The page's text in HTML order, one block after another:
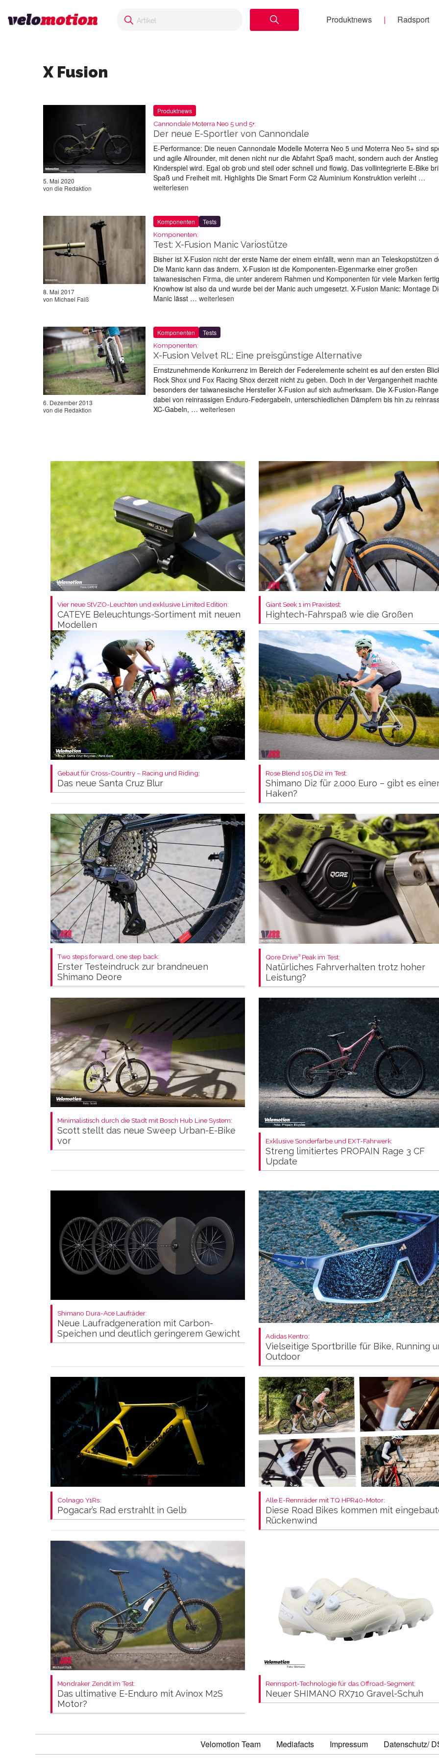
Produktnews Radsport
X Fusion
5. Mai 2020
von die Redaktion
Produktnews
Cannondale Moterra Neo 5 und 5+:
Der neue E-Sportler von Cannondale
E-Performance: Die neuen Cannondale Modelle Moterra Neo 5 und Moterra Neo 5+ sind
und agile Allrounder, mit denen nicht nur die Abfahrt Spaß macht, sondern auch der
Kinderspiel wird. Egal ob grob und steil oder schnell und flowig. Das vollintegrierte E-Bike
Spaß und Freiheit mit. Highlights Die Smart Form C2 Aluminium Konstruktion verleiht …
weiterlesen
8. Mai 2017
von Michael Faiß
Komponenten Tests
Komponenten:
Test: X-Fusion Manic Variostütze
Bisher ist X-Fusion nicht der erste Name der einem einfällt, wenn man an Teleskopstützen
Die Manic kann das ändern. X-Fusion ist die Komponenten-Eigenmarke einer großen
taiwanesischen Firma, die unter anderem Rahmen und Komponenten für viele Marken
Knowhow ist also da und wurde bei der Manic auch umgesetzt. X-Fusion Manic: Montage
Manic lässt … weiterlesen
6. Dezember 2013
von die Redaktion
Komponenten Tests
Komponenten:
X-Fusion Velvet RL: Eine preisgünstige Alternative
Ernstzunehmende Konkurrenz im Bereich der Federelemente scheint es auf den ersten
Rock Shox und Fox Racing Shox derzeit nicht zu geben. Doch in der Vergangenheit machte
besonders der taiwanesische Hersteller X-Fusion auf sich aufmerksam. Die X-Fusion-
dabei von reinrassigen Enduro-Federgabeln, unterschiedlichen Dämpfern bis hin zu
XC-Gabeln, … weiterlesen
Vier neue StVZO-Leuchten und exklusive Limited Edition:
CATEYE Beleuchtungs-Sortiment mit neuen
Modellen
Giant Seek 1 im Praxistest:
Hightech-Fahrspaß wie die Großen
Gebaut für Cross-Country – Racing und Riding:
Das neue Santa Cruz Blur
Rose Blend 105 Di2 im Test:
Shimano Di2 für 2.000 Euro – gibt es
Haken?
Two steps forward, one step back:
Erster Testeindruck zur brandneuen
Shimano Deore
Qore Drive³ Peak im Test:
Natürliches Fahrverhalten trotz hoher
Leistung?
Minimalistisch durch die Stadt mit Bosch Hub Line System:
Scott stellt das neue Sweep Urban-E-Bike
vor
Exklusive Sonderfarbe und EXT-Fahrwerk:
Streng limitiertes PROPAIN Rage 3 CF
Update
Shimano Dura-Ace Laufräder:
Neue Laufradgeneration mit Carbon-
Speichen und deutlich geringerem Gewicht
Adidas Kentro:
Vielseitige Sportbrille für Bike, Running
Outdoor
Colnago Y1Rs:
Pogacar’s Rad erstrahlt in Gelb
Alle E-Rennräder mit TQ HPR40-Motor:
Diese Road Bikes kommen mit
Rückenwind
Mondraker Zendit im Test:
Das ultimative E-Enduro mit Avinox M2S
Motor?
Rennsport-Technologie für das Offroad-Segment:
Neuer SHIMANO RX710 Gravel-Schuh
Velomotion Team Mediafacts Impressum Datenschutz/